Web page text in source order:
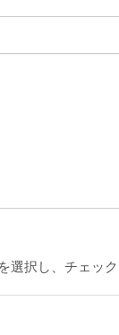
選択し、チェッ